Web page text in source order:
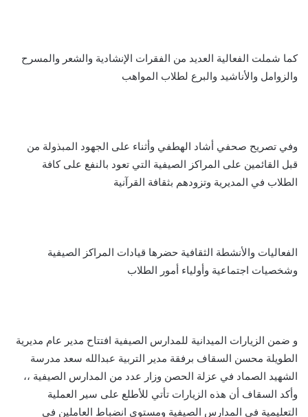
كما شملت الفعالية العديد من الفقرات الإنشادية والشعر والمسرح
والزوامل والأناشيد والبرع لطلاب المواهب
وفي تصريح صحفي أشاد الهطفي وأثناء على الجهود المبذولة من
قبل القائمين على المراكز الصيفية التي تعود بالنفع على كافة
الطلاب في المديرية وتزودهم بثقافة القرآنية
الفعاليات والأنشطة الثقافية حضرها قيادات المراكز الصيفية
وشخصيات اجتماعية وأولياء أمور الطلاب
و ضمن الزيارات الميدانية للمدارس الصيفية افتتاح مدير عام مديرية
الطويلة محسن السقاف برفقة مدير التربية عبدالله سعد مدرسة
الشهيد الصماد في عزلة الحصن وزار عدد من المدارس الصيفية ،،
وأكد السقاف أن هذه الزيارات تأتي للأطلع على سير العملية
التعليمية في المدارس الصيفية ومستوى انضباط العاملين في